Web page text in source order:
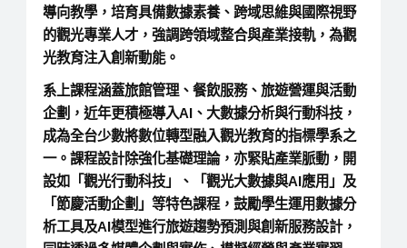
導向教學，培育具備數據素養、跨域思維與國際視野
的觀光專業人才，強調跨領域整合與產業接軌，為觀
光教育注入創新動能。
系上課程涵蓋旅館管理、餐飲服務、旅遊營運與活動
企劃，近年更積極導入AI、大數據分析與行動科技，
成為全台少數將數位轉型融入觀光教育的指標學系之
一。課程設計除強化基礎理論，亦緊貼產業脈動，開
設如「觀光行動科技」、「觀光大數據與AI應用」及
「節慶活動企劃」等特色課程，鼓勵學生運用數據分
析工具及AI模型進行旅遊趨勢預測與創新服務設計，